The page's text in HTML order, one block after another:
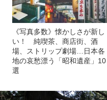
《写真多数》懐かしさが新し
い！ 純喫茶、商店街、酒
場、ストリップ劇場…日本各
地の哀愁漂う「昭和遺産」10
選